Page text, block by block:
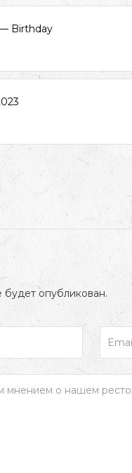
Birthday
опубликован.